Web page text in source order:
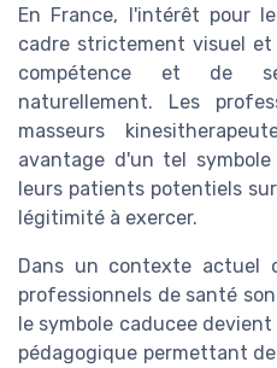
En France, l'intérêt pour
cadre strictement visuel
compétence et de
naturellement. Les
masseurs
avantage d'un tel
leurs patients potentiels
légitimité à exercer.
Dans un contexte actuel
professionnels de santé
le symbole caducee
pédagogique permettant